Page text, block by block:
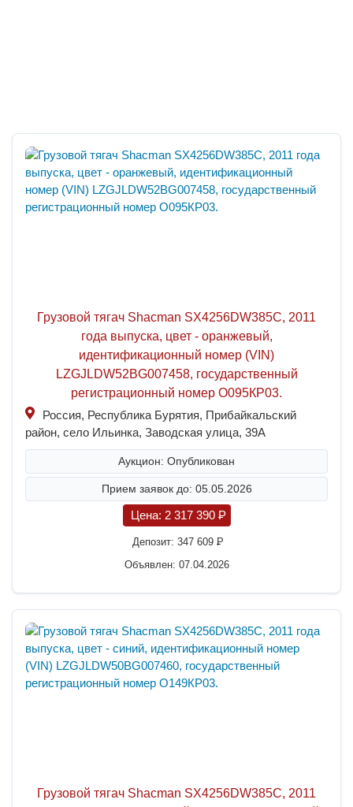
Грузовой тягач Shacman SX4256DW385C, 2011
года выпуска, цвет - оранжевый,
идентификационный номер (VIN)
LZGJLDW52BG007458, государственный
регистрационный номер О095КР03.
Россия, Республика Бурятия, Прибайкальский
район, село Ильинка, Заводская улица, 39А
Аукцион: Опубликован
Прием заявок до: 05.05.2026
Цена: 2 317 390 P
Депозит: 347 609 P
Объявлен: 07.04.2026
Грузовой тягач Shacman SX4256DW385C, 2011